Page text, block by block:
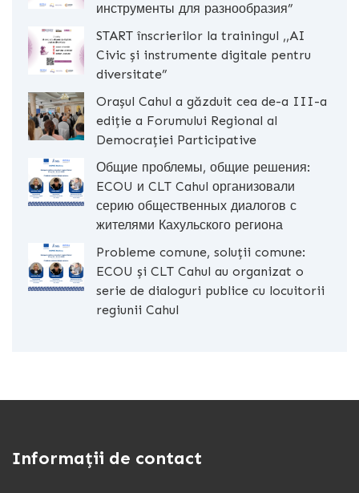
инструменты для разнообразия”
START înscrierilor la trainingul ,,AI
Civic și instrumente digitale pentru
diversitate”
Orașul Cahul a găzduit cea de-a III-a
ediție a Forumului Regional al
Democrației Participative
Общие проблемы, общие решения:
ECOU и CLT Cahul организовали
серию общественных диалогов с
жителями Кахульского региона
Probleme comune, soluții comune:
ECOU și CLT Cahul au organizat o
serie de dialoguri publice cu locuitorii
regiunii Cahul
Informații de contact